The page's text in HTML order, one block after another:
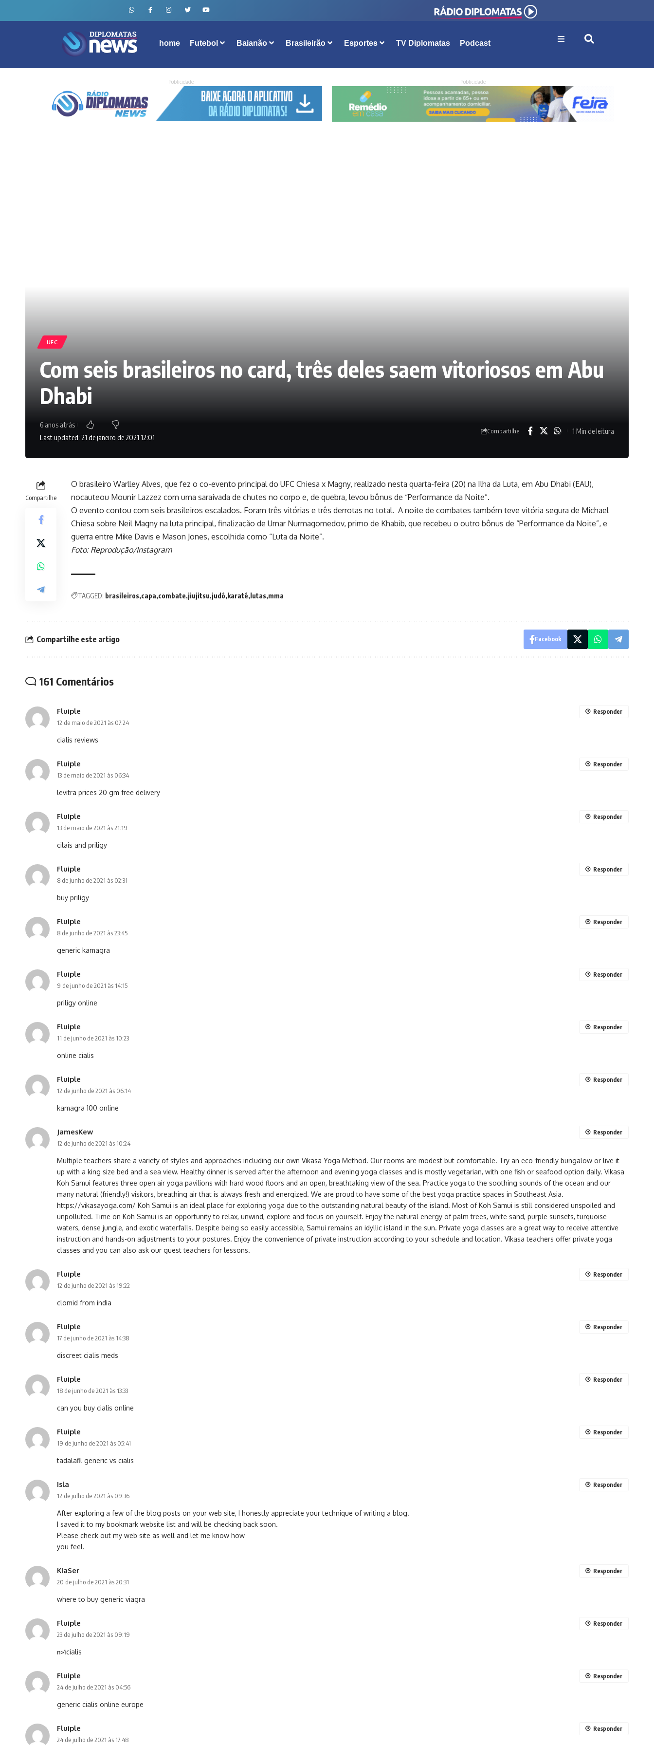
home Futebol Baianão Brasileirão Esportes TV Diplomatas Podcast
Publicidade Publicidade
UFC
Com seis brasileiros no card, três deles saem vitoriosos em Abu
Dhabi
Last updated: 21 de janeiro de 2021 12:01
6 anos atrás
Compartilhe 1 Min de leitura
Compartilhe
O brasileiro Warlley Alves, que fez o co-evento principal do UFC Chiesa x Magny, realizado nesta quarta-feira (20) na Ilha da Luta, em Abu Dhabi (EAU),
nocauteou Mounir Lazzez com uma saraivada de chutes no corpo e, de quebra, levou bônus de “Performance da Noite”.
O evento contou com seis brasileiros escalados. Foram três vitórias e três derrotas no total. A noite de combates também teve vitória segura de Michael
Chiesa sobre Neil Magny na luta principal, finalização de Umar Nurmagomedov, primo de Khabib, que recebeu o outro bônus de “Performance da Noite”, e
guerra entre Mike Davis e Mason Jones, escolhida como “Luta da Noite”.
Foto: Reprodução/Instagram
TAGGED: brasileiros capa combate jiujitsu judô karatê lutas mma
Compartilhe este artigo Facebook
161 Comentários
Fluiple
12 de maio de 2021 às 07:24
cialis reviews
Responder
Fluiple
13 de maio de 2021 às 06:34
levitra prices 20 gm free delivery
Responder
Fluiple
13 de maio de 2021 às 21:19
cilais and priligy
Responder
Fluiple
8 de junho de 2021 às 02:31
buy priligy
Responder
Fluiple
8 de junho de 2021 às 23:45
generic kamagra
Responder
Fluiple
9 de junho de 2021 às 14:15
priligy online
Responder
Fluiple
11 de junho de 2021 às 10:23
online cialis
Responder
Fluiple
12 de junho de 2021 às 06:14
kamagra 100 online
Responder
JamesKew
12 de junho de 2021 às 10:24
Multiple teachers share a variety of styles and approaches including our own Vikasa Yoga Method. Our rooms are modest but comfortable. Try an eco-friendly bungalow or live it
up with a king size bed and a sea view. Healthy dinner is served after the afternoon and evening yoga classes and is mostly vegetarian, with one fish or seafood option daily. Vikasa
Koh Samui features three open air yoga pavilions with hard wood floors and an open, breathtaking view of the sea. Practice yoga to the soothing sounds of the ocean and our
many natural (friendly!) visitors, breathing air that is always fresh and energized. We are proud to have some of the best yoga practice spaces in Southeast Asia.
https://vikasayoga.com/ Koh Samui is an ideal place for exploring yoga due to the outstanding natural beauty of the island. Most of Koh Samui is still considered unspoiled and
unpolluted. Time on Koh Samui is an opportunity to relax, unwind, explore and focus on yourself. Enjoy the natural energy of palm trees, white sand, purple sunsets, turquoise
waters, dense jungle, and exotic waterfalls. Despite being so easily accessible, Samui remains an idyllic island in the sun. Private yoga classes are a great way to receive attentive
instruction and hands-on adjustments to your postures. Enjoy the convenience of private instruction according to your schedule and location. Vikasa teachers offer private yoga
classes and you can also ask our guest teachers for lessons.
Responder
Fluiple
12 de junho de 2021 às 19:22
clomid from india
Responder
Fluiple
17 de junho de 2021 às 14:38
discreet cialis meds
Responder
Fluiple
18 de junho de 2021 às 13:33
can you buy cialis online
Responder
Fluiple
19 de junho de 2021 às 05:41
tadalafil generic vs cialis
Responder
Isla
12 de julho de 2021 às 09:36
After exploring a few of the blog posts on your web site, I honestly appreciate your technique of writing a blog.
I saved it to my bookmark website list and will be checking back soon.
Please check out my web site as well and let me know how
you feel.
Responder
KiaSer
20 de julho de 2021 às 20:31
where to buy generic viagra
Responder
Fluiple
23 de julho de 2021 às 09:19
п»їcialis
Responder
Fluiple
24 de julho de 2021 às 04:56
generic cialis online europe
Responder
Fluiple
24 de julho de 2021 às 17:48
Responder